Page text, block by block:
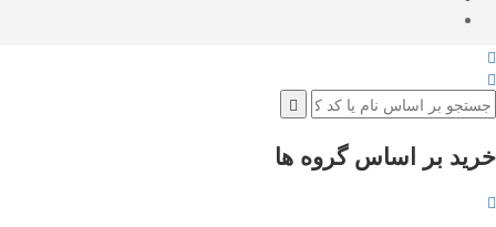
بر اساس گروه ها